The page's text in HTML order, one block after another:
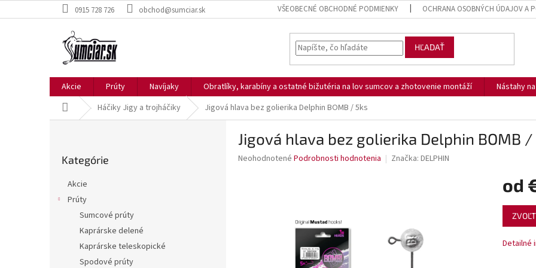
na
0915 728 726 obchod@sumciar.sk VŠEOBECNÉ OBCHODNÉ PODMIENKY OCHRANA OSOBNÝCH ÚDAJOV A
HĽADAŤ
Akcie Prúty Navíjaky Obratlíky, karabíny a ostatné bižutéria na lov sumcov a zhotovenie montáží Nástahy
DomovHáčiky Jigy a trojháčiky Jigová hlava bez golierika Delphin BOMB / 5ks
kategórie
Kategórie
Akcie
Prúty
Sumcové prúty
Kaprárske delené
Kaprárske teleskopické
Spodové prúty
Jigová hlava bez golierika Delphin BOMB /
Priemerné
Neohodnotené Podrobnosti hodnotenia Značka: DELPHIN
od
cena:
Detailné